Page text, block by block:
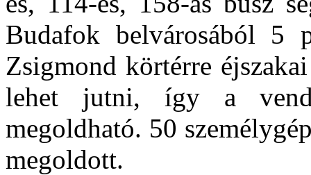
Budafok belvárosából 5
Zsigmond körtérre
lehet jutni, így a
megoldható. 50
megoldott.